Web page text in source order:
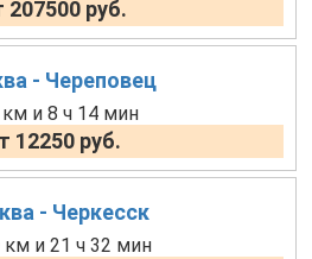
207500 руб.
- Череповец
км и 8 ч 14 мин
12250 руб.
- Черкесск
км и 21 ч 32 мин